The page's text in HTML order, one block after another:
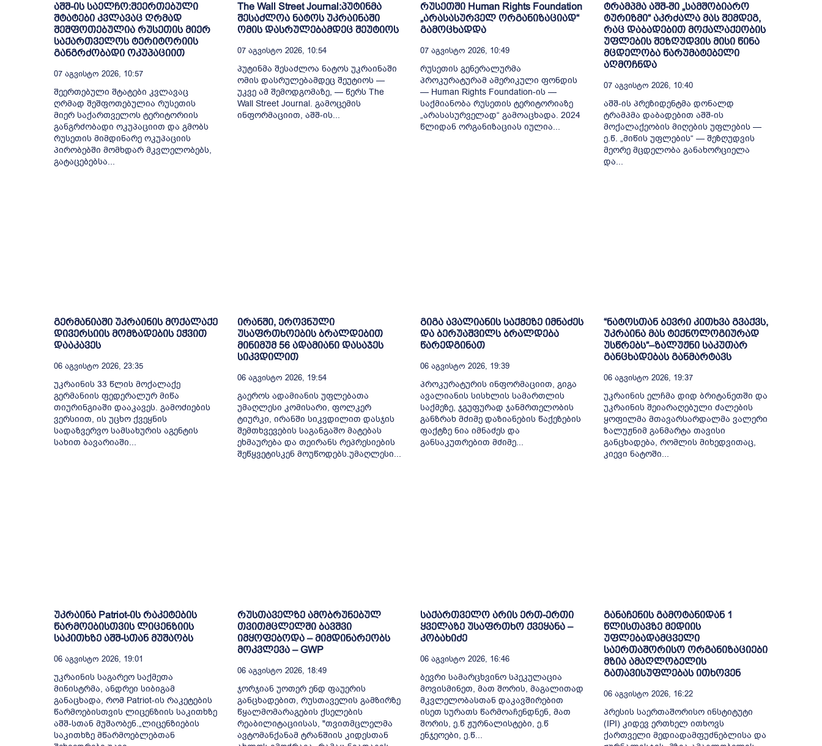
აშშ-ის საელჩო:შეერთებული
შტატები კვლავაც ღრმად
შეშფოთებულია რუსეთის მიერ
საქართველოს ტერიტორიის
განგრძობადი ოკუპაციით
07 Აგვისტო 2026, 10:57
შეერთებული შტატები კვლავაც
ღრმად შეშფოთებულია რუსეთის
მიერ საქართველოს ტერიტორიის
განგრძობადი ოკუპაციით და გმობს
რუსეთის მიმდინარე ოკუპაციის
პირობებში მომხდარ მკვლელობებს,
გატაცებებსა...
The Wall Street Journal:პუტინმა
შესაძლოა ნატოს უკრაინაში
ომის დასრულებამდეც შეუტიოს
07 Აგვისტო 2026, 10:54
პუტინმა შესაძლოა ნატოს უკრაინაში
ომის დასრულებამდეც შეუტიოს —
უკვე ამ შემოდგომაზე, — წერს The
Wall Street Journal. გამოცემის
ინფორმაციით, აშშ-ის...
რუსეთში Human Rights Foundation
„არასასურველ ორგანიზაციად“
გამოცხადდა
07 Აგვისტო 2026, 10:49
რუსეთის გენერალურმა
პროკურატურამ ამერიკული ფონდის
— Human Rights Foundation-ის —
საქმიანობა რუსეთის ტერიტორიაზე
„არასასურველად“ გამოაცხადა. 2024
წლიდან ორგანიზაციას იულია...
ტრამპმა აშშ-ში „სამშობიარო
ტურიზმი“ აკრძალა მას შემდეგ,
რაც დაბადებით მოქალაქეობის
უფლების შეზღუდვის მისი წინა
მცდელობა წარუმატებელი
აღმოჩნდა
07 Აგვისტო 2026, 10:40
აშშ-ის პრეზიდენტმა დონალდ
ტრამპმა დაბადებით აშშ-ის
მოქალაქეობის მიღების უფლების —
ე.წ. „მიწის უფლების“ — შეზღუდვის
მეორე მცდელობა განახორციელა
და...
გერმანიაში უკრაინის მოქალაქე
დივერსიის მომზადების ეჭვით
დააკავეს
06 Აგვისტო 2026, 23:35
უკრაინის 33 წლის მოქალაქე
გერმანიის ფედერალურ მიწა
თიურინგიაში დააკავეს. გამოძიების
ვერსიით, ის უცხო ქვეყნის
სადაზვერვო სამსახურის აგენტის
სახით ბავარიაში...
ირანში, ეროვნული
უსაფრთხოების ბრალდებით
მინიმუმ 56 ადამიანი დასაჯეს
სიკვდილით
06 Აგვისტო 2026, 19:54
გაეროს ადამიანის უფლებათა
უმაღლესი კომისარი, ფოლკერ
ტიურკი, ირანში სიკვდილით დასჯის
შემთხვევების საგანგაშო მატებას
ეხმაურება და თეირანს რეპრესიების
შეწყვეტისკენ მოუწოდებს.უმაღლესი...
გიგა ავალიანის საქმეზე იმნაძეს
და ბერუაშვილს ბრალდება
წარედგინათ
06 Აგვისტო 2026, 19:39
პროკურატურის ინფორმაციით, გიგა
ავალიანის სისხლის სამართლის
საქმეზე, ჯგუფურად ჯანმრთელობის
განზრახ მძიმე დაზიანების წაქეზების
ფაქტზე ნია იმნაძეს და
განსაკუთრებით მძიმე...
“ნატოსთან ბევრი კითხვა გვაქვს,
უკრაინა მას ტექნოლოგიურად
უსწრებს“–ზალუჟნი საკუთარ
განცხადებას განმარტავს
06 Აგვისტო 2026, 19:37
უკრაინის ელჩმა დიდ ბრიტანეთში და
უკრაინის შეიარაღებული ძალების
ყოფილმა მთავარსარდალმა ვალერი
ზალუჟნიმ განმარტა თავისი
განცხადება, რომლის მიხედვითაც,
კიევი ნატოში...
უკრაინა Patriot-ის რაკეტების
წარმოებისთვის ლიცენზიის
საკითხზე აშშ-სთან მუშაობს
06 Აგვისტო 2026, 19:01
უკრაინის საგარეო საქმეთა
მინისტრმა, ანდრეი სიბიგამ
განაცხადა, რომ Patriot-ის რაკეტების
წარმოებისთვის ლიცენზიის საკითხზე
აშშ-სთან მუშაობენ.„ლიცენზიების
საკითხზე მწარმოებლებთან
რუსთაველზე ამობრუნებულ
თვითმცლელში ბავშვი
იმყოფებოდა – მიმდინარეობს
მოკვლევა – GWP
06 Აგვისტო 2026, 18:49
ჯორჯიან უოთერ ენდ ფაუერის
განცხადებით, რუსთაველის გამზირზე
წყალმომარაგების ქსელების
რეაბილიტაციისას, "თვითმცლელმა
ავტომანქანამ ტრანშიის კიდესთან
საქართველო არის ერთ-ერთი
ყველაზე უსაფრთხო ქვეყანა –
კობახიძე
06 Აგვისტო 2026, 16:46
ბევრი სამარცხვინო სპეკულაცია
მოვისმინეთ, მათ შორის, მაგალითად
მკვლელობასთან დაკავშირებით
ისეთ სურათს წარმოაჩენდნენ, მათ
შორის, ე.წ ჟურნალისტები, ე.წ
ენჯეოები, ე.წ...
განაჩენის გამოტანიდან 1
წლისთავზე მედიის
უფლებადამცველი
საერთაშორისო ორგანიზაციები
მზია ამაღლობელის
გათავისუფლებას ითხოვენ
06 Აგვისტო 2026, 16:22
პრესის საერთაშორისო ინსტიტუტი
(IPI) კიდევ ერთხელ ითხოვს
ქართველი მედიადამფუძნებლისა და